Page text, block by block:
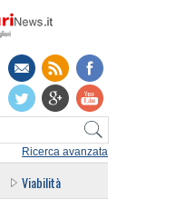
Ricerca avanzata
Viabilità